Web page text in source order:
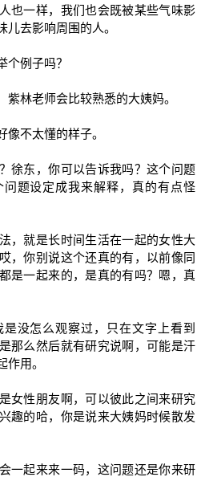
也一样，我们也会既被某些气味影
去影响周围的人。
个例子吗？
紫林老师会比较熟悉的大姨妈。
像不太懂的样子。
徐东，你可以告诉我吗？这个问题
题设定成我来解释，真的有点怪
，就是长时间生活在一起的女性大
，你别说这个还真的有，以前像同
是一起来的，是真的有吗？嗯，真
没怎么观察过，只在文字上看到
那么然后就有研究说啊，可能是汗
用。
女性朋友啊，可以彼此之间来研究
趣的哈，你是说来大姨妈时候散发
一起来来一码，这问题还是你来研